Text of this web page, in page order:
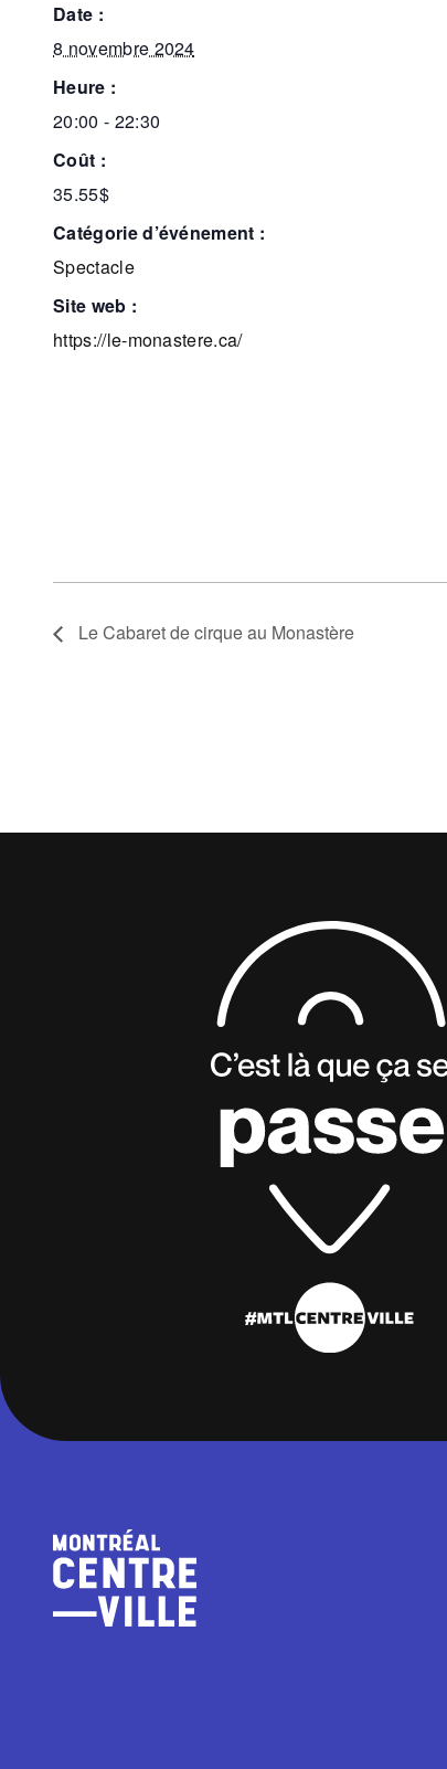
date :
8 novembre 2024
heure :
20:00 - 22:30
coût :
35.55$
catégorie d’événement :
Spectacle
site web :
https://le-monastere.ca/
Le Cabaret de cirque au Monastère